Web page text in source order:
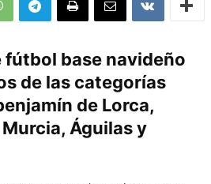
fútbol base navideño
de las categorías
de Lorca,
Águilas y